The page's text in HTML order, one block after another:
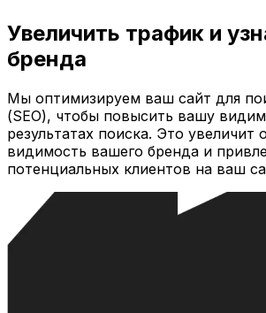
Увеличить трафик и
бренда
Мы оптимизируем ваш сайт для
(SEO), чтобы повысить вашу
результатах поиска. Это увеличит
видимость вашего бренда и
потенциальных клиентов на ваш